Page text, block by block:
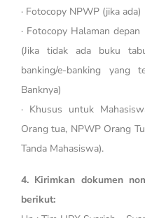
· Fotocopy NPWP (jika ada)
· Fotocopy Halaman
(Jika tidak ada buku
banking/e-banking yang
Banknya)
· Khusus untuk
Orang tua, NPWP Orang
Tanda Mahasiswa).
4. Kirimkan dokumen
berikut: